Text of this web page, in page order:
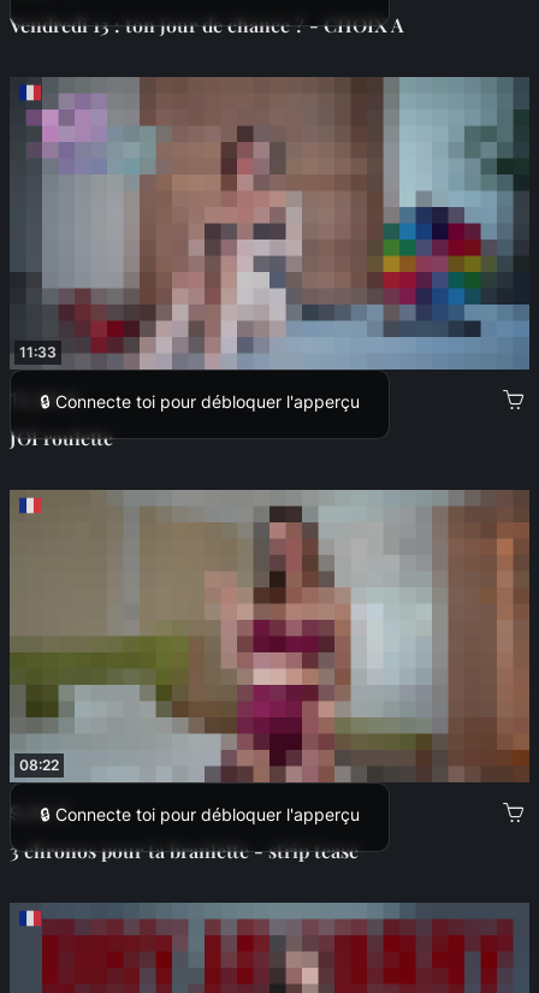
Vendredi 13 : ton jour de chance ? - CHOIX A
11:33
🔒 Connecte toi pour débloquer l'apperçu
12,99 €
JOI roulette
08:22
🔒 Connecte toi pour débloquer l'apperçu
9,99 €
3 chronos pour ta branlette - strip tease